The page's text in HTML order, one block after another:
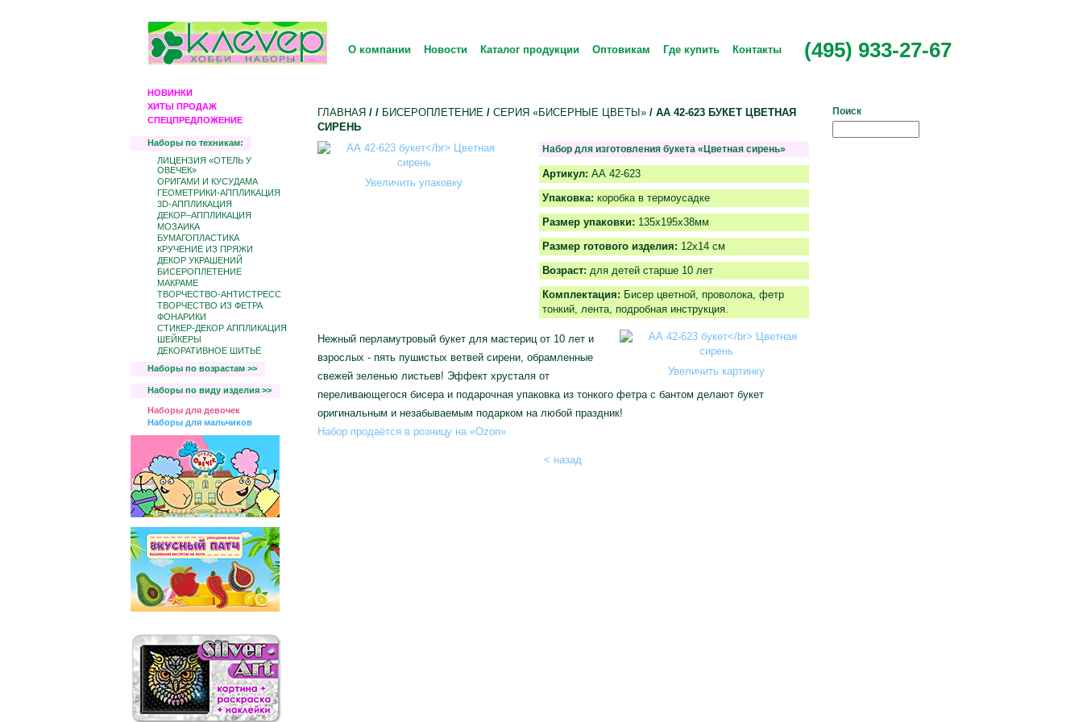
О компании Новости Каталог продукции Оптовикам Где купить Контакты (495) 933-27-67
НОВИНКИ
ХИТЫ ПРОДАЖ
СПЕЦПРЕДЛОЖЕНИЕ
Наборы по техникам:
ЛИЦЕНЗИЯ «ОТЕЛЬ У
ОВЕЧЕК»
ОРИГАМИ И КУСУДАМА
ГЕОМЕТРИКИ-АППЛИКАЦИЯ
3D-АППЛИКАЦИЯ
ДЕКОР–АППЛИКАЦИЯ
МОЗАИКА
БУМАГОПЛАСТИКА
КРУЧЕНИЕ ИЗ ПРЯЖИ
ДЕКОР УКРАШЕНИЙ
БИCЕРОПЛЕТЕНИЕ
МАКРАМЕ
ТВОРЧЕСТВО-АНТИСТРЕСС
ТВОРЧЕСТВО ИЗ ФЕТРА
ФОНАРИКИ
СТИКЕР-ДЕКОР АППЛИКАЦИЯ
ШЕЙКЕРЫ
ДЕКОРАТИВНОЕ ШИТЬЁ
Наборы по возрастам >>
Наборы по виду изделия >>
Наборы для девочек
Наборы для мальчиков
ГЛАВНАЯ / / БИCЕРОПЛЕТЕНИЕ/ СЕРИЯ «БИСЕРНЫЕ ЦВЕТЫ»/ АА 42-623 БУКЕТ ЦВЕТНАЯ
СИРЕНЬ
Увеличить упаковку
Набор для изготовления букета «Цветная сирень»
Артикул: АА 42-623
Упаковка: коробка в термоусадке
Размер упаковки: 135х195х38мм
Размер готового изделия: 12x14 см
Возраст: для детей старше 10 лет
Комплектация: Бисер цветной, проволока, фетр
тонкий, лента, подробная инструкция.
Увеличить картинку
Нежный перламутровый букет для мастериц от 10 лет и
взрослых - пять пушистых ветвей сирени, обрамленные
свежей зеленью листьев! Эффект хрусталя от
переливающегося бисера и подарочная упаковка из тонкого фетра с бантом делают букет
оригинальным и незабываемым подарком на любой праздник!
Набор продаётся в розницу на «Ozon»
< назад
Поиск